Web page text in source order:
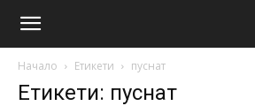
Начало Етикети пуснат
Етикети: пуснат